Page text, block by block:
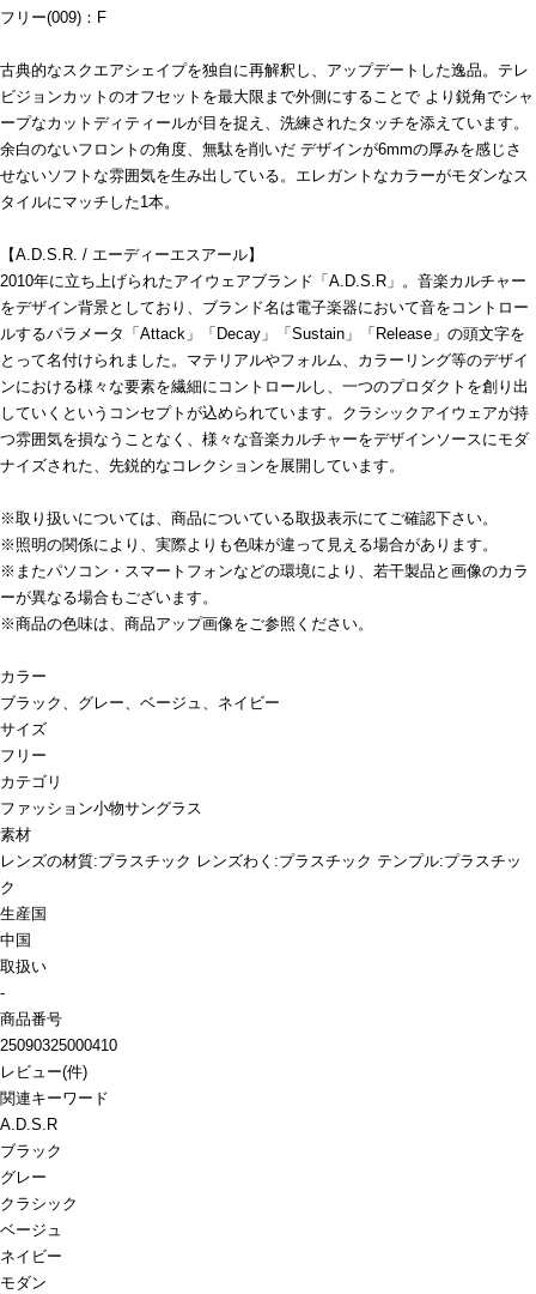
フリー(009)：F
古典的なスクエアシェイプを独自に再解釈し、アップデートした逸品。テレ
ビジョンカットのオフセットを最大限まで外側にすることで より鋭角でシャ
ープなカットディティールが目を捉え、洗練されたタッチを添えています。
余白のないフロントの角度、無駄を削いだ デザインが6mmの厚みを感じさ
せないソフトな雰囲気を生み出している。エレガントなカラーがモダンなス
タイルにマッチした1本。
【A.D.S.R. / エーディーエスアール】
2010年に立ち上げられたアイウェアブランド「A.D.S.R」。音楽カルチャー
をデザイン背景としており、ブランド名は電子楽器において音をコントロー
ルするパラメータ「Attack」「Decay」「Sustain」「Release」の頭文字を
とって名付けられました。マテリアルやフォルム、カラーリング等のデザイ
ンにおける様々な要素を繊細にコントロールし、一つのプロダクトを創り出
していくというコンセプトが込められています。クラシックアイウェアが持
つ雰囲気を損なうことなく、様々な音楽カルチャーをデザインソースにモダ
ナイズされた、先鋭的なコレクションを展開しています。
※取り扱いについては、商品についている取扱表示にてご確認下さい。
※照明の関係により、実際よりも色味が違って見える場合があります。
※またパソコン・スマートフォンなどの環境により、若干製品と画像のカラ
ーが異なる場合もございます。
※商品の色味は、商品アップ画像をご参照ください。
カラー
ブラック、グレー、ベージュ、ネイビー
サイズ
フリー
カテゴリ
ファッション小物サングラス
素材
レンズの材質:プラスチック レンズわく:プラスチック テンプル:プラスチッ
ク
生産国
中国
取扱い
-
商品番号
25090325000410
レビュー(件)
関連キーワード
A.D.S.R
ブラック
グレー
クラシック
ベージュ
ネイビー
モダン